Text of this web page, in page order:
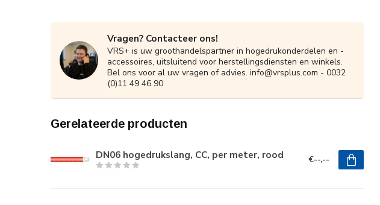
Vragen? Contacteer ons!
VRS+ is uw groothandelspartner in hogedrukonderdelen en -
accessoires, uitsluitend voor herstellingsdiensten en winkels.
Bel ons voor al uw vragen of advies. info@vrsplus.com - 0032
(0)11 49 46 90
Gerelateerde producten
DN06 hogedrukslang, CC, per meter, rood €--,--